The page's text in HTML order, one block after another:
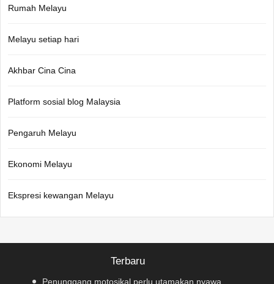
Rumah Melayu
Melayu setiap hari
Akhbar Cina Cina
Platform sosial blog Malaysia
Pengaruh Melayu
Ekonomi Melayu
Ekspresi kewangan Melayu
Terbaru
Penunggang motosikal perlu utamakan nyawa